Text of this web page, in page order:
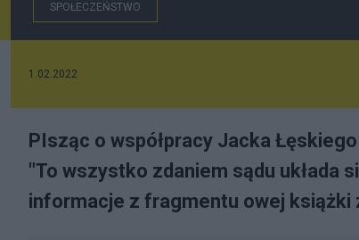
SPOŁECZEŃSTWO
1.02.2022
PIsząc o współpracy Jacka
"To wszystko zdaniem sądu układa
informacje z fragmentu owej książki